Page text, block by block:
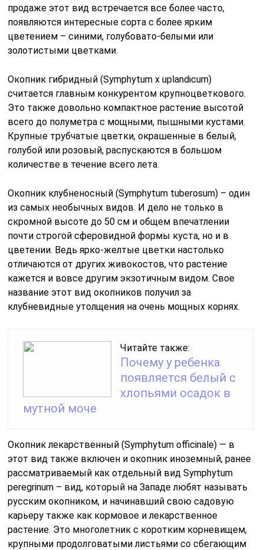
продаже этот вид встречается все более часто,
появляются интересные сорта с более ярким
цветением – синими, голубовато-белыми или
золотистыми цветками.
Окопник гибридный (Symphytum x uplandicum)
считается главным конкурентом крупноцветкового.
Это также довольно компактное растение высотой
всего до полуметра с мощными, пышными кустами.
Крупные трубчатые цветки, окрашенные в белый,
голубой или розовый, распускаются в большом
количестве в течение всего лета.
Окопник клубненосный (Symphytum tuberosum) – один
из самых необычных видов. И дело не только в
скромной высоте до 50 см и общем впечатлении
почти строгой сферовидной формы куста, но и в
цветении. Ведь ярко-желтые цветки настолько
отличаются от других живокостов, что растение
кажется и вовсе другим экзотичным видом. Свое
название этот вид окопников получил за
клубневидные утолщения на очень мощных корнях.
Читайте также:
Почему у ребенка
появляется белый с
хлопьями осадок в
мутной моче
Окопник лекарственный (Symphytum officinale) — в
этот вид также включен и окопник иноземный, ранее
рассматриваемый как отдельный вид Symphytum
реrеgrinum – вид, который на Западе любят называть
русским окопником, и начинавший свою садовую
карьеру также как кормовое и лекарственное
растение. Это многолетник с коротким корневищем,
крупными продолговатыми листьями со сбегающим